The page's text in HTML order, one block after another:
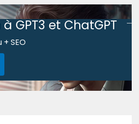
GPT3 et ChatGPT
SEO